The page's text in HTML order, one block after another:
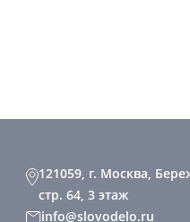
121059, г. Москва,
стр. 64, 3 этаж
info@slovodelo.ru